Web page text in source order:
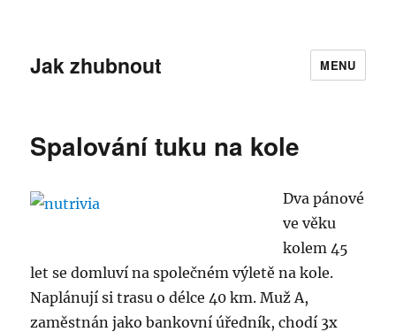
Jak zhubnout MENU
Spalování tuku na kole
Dva pánové
ve věku
kolem 45
let se domluví na společném výletě na kole.
Naplánují si trasu o délce 40 km. Muž A,
zaměstnán jako bankovní úředník, chodí 3x